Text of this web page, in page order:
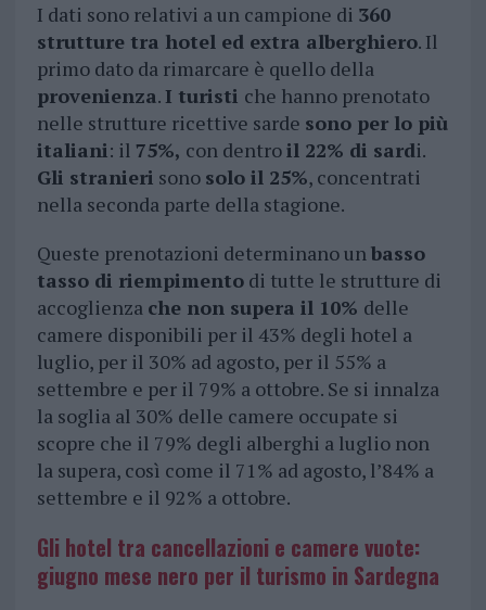
I dati sono relativi a un campione di 360
strutture tra hotel ed extra alberghiero. Il
primo dato da rimarcare è quello della
provenienza. I turisti che hanno prenotato
nelle strutture ricettive sarde sono per lo più
italiani: il 75%, con dentroil 22% di sardi.
Gli stranieri sono solo il 25%, concentrati
nella seconda parte della stagione.
Queste prenotazioni determinano unbasso
tasso di riempimentodi tutte le strutture di
accoglienza che non supera il 10% delle
camere disponibili per il 43% degli hotel a
luglio, per il 30% ad agosto, per il 55% a
settembre e per il 79% a ottobre. Se si innalza
la soglia al 30% delle camere occupate si
scopre che il 79% degli alberghi a luglio non
la supera, così come il 71% ad agosto, l’84% a
settembre e il 92% a ottobre.
Gli hotel tra cancellazioni e camere vuote:
giugno mese nero per il turismo in Sardegna